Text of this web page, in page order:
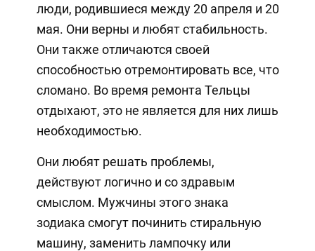
люди, родившиеся между 20 апреля и 20
мая. Они верны и любят стабильность.
Они также отличаются своей
способностью отремонтировать все, что
сломано. Во время ремонта Тельцы
отдыхают, это не является для них лишь
необходимостью.
Они любят решать проблемы,
действуют логично и со здравым
смыслом. Мужчины этого знака
зодиака смогут починить стиральную
машину, заменить лампочку или